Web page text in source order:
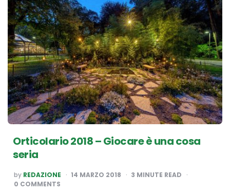
Orticolario 2018 – Giocare è una cosa
seria
POSTED
BY
by REDAZIONE 14 MARZO 2018 3 MINUTE READ
0 COMMENTS